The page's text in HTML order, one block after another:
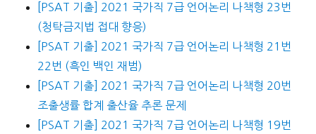
[PSAT 기출] 2021 국가직 7급 언어논리 나책형 23번
(청탁금지법 접대 향응)
[PSAT 기출] 2021 국가직 7급 언어논리 나책형 21번
22번 (흑인 백인 재범)
[PSAT 기출] 2021 국가직 7급 언어논리 나책형 20번
조출생률 합계 출산율 추론 문제
[PSAT 기출] 2021 국가직 7급 언어논리 나책형 19번